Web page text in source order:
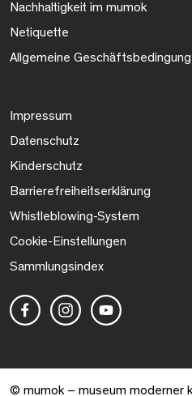
Nachhaltigkeit im mumok
Netiquette
Allgemeine
Impressum
Datenschutz
Kinderschutz
Barrierefreiheitserklärung
Whistleblowing-System
Cookie-Einstellungen
Sammlungsindex
© mumok – museum moderner